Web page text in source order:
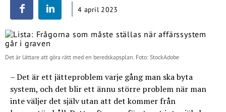
4 april 2023
Det är lättare att göra rätt med en beredskapsplan. Foto: StockAdobe
– Det är ett jätteproblem varje gång man ska byta
system, och det blir ett ännu större problem när man
inte väljer det själv utan att det kommer från